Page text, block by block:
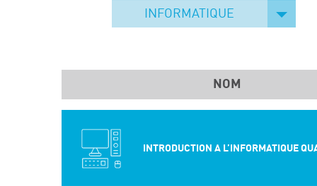
INFORMATIQUE
NOM
INTRODUCTION A L’INFORMATIQUE